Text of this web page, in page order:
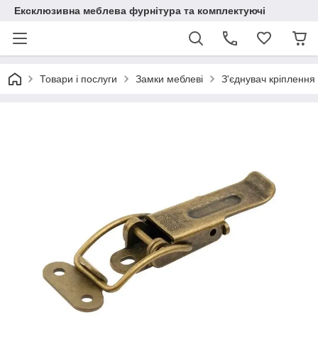
Ексклюзивна меблева фурнітура та комплектуючі
Товари і послуги Замки меблеві З'єднувач